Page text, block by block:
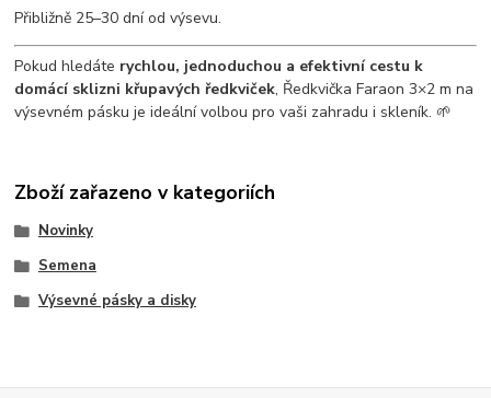
Přibližně 25–30 dní od výsevu.
Pokud hledáte rychlou, jednoduchou a efektivní cestu k
domácí sklizni křupavých ředkviček, Ředkvička Faraon 3×2 m na
výsevném pásku je ideální volbou pro vaši zahradu i skleník. 🌱
Zboží zařazeno v kategoriích
Novinky
Semena
Výsevné pásky a disky